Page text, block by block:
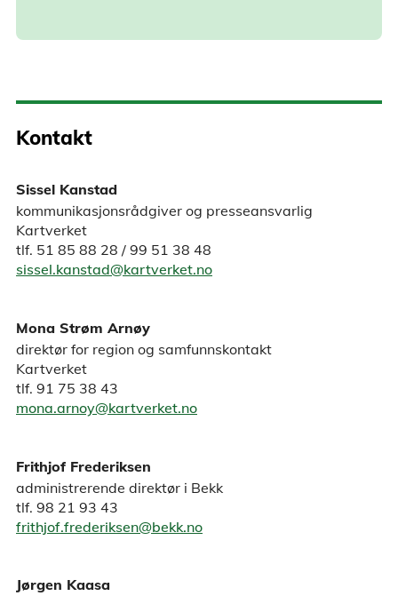
Kontakt
Sissel Kanstad
kommunikasjonsrådgiver og presseansvarlig
Kartverket
tlf. 51 85 88 28 / 99 51 38 48
sissel.kanstad@kartverket.no
Mona Strøm Arnøy
direktør for region og samfunnskontakt
Kartverket
tlf. 91 75 38 43
mona.arnoy@kartverket.no
Frithjof Frederiksen
administrerende direktør i Bekk
tlf. 98 21 93 43
frithjof.frederiksen@bekk.no
Jørgen Kaasa